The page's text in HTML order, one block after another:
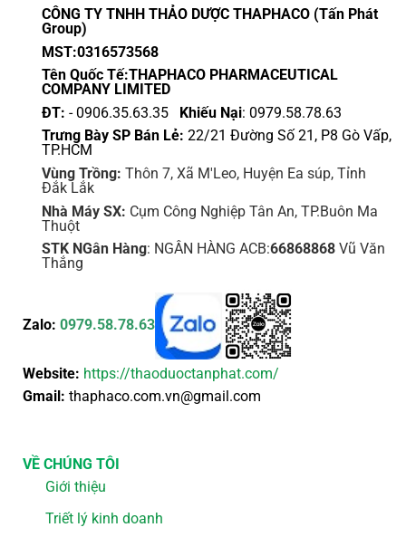
thể
chọn
trang
phẩm
CÔNG TY TNHH THẢO DƯỢC THAPHACO (Tấn Phát
Group)
MST:0316573568
Tên Quốc Tế:THAPHACO PHARMACEUTICAL
COMPANY LIMITED
ĐT: - 0906.35.63.35 Khiếu Nại: 0979.58.78.63
Trưng Bày SP Bán Lẻ: 22/21 Đường Số 21, P8 Gò Vấp,
TP.HCM
Vùng Trồng: Thôn 7, Xã M'Leo, Huyện Ea súp, Tỉnh
Đắk Lắk
Nhà Máy SX: Cụm Công Nghiệp Tân An, TP.Buôn Ma
Thuột
STK NGân Hàng: NGÂN HÀNG ACB:66868868Vũ Văn
Thắng
Zalo: 0979.58.78.63
Website: https://thaoduoctanphat.com/
Gmail: thaphaco.com.vn@gmail.com
VỀ CHÚNG TÔI
Giới thiệu
Triết lý kinh doanh